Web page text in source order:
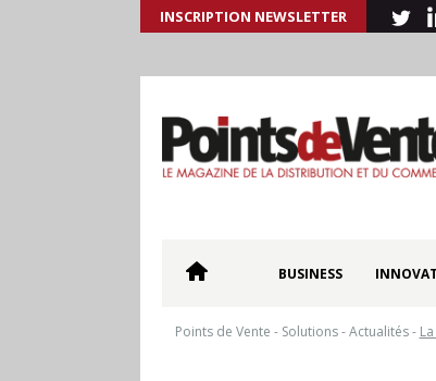
INSCRIPTION NEWSLETTER
BUSINESS
Points de Vente - Solutions-Actualités-